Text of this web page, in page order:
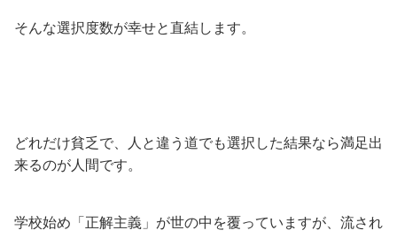
そんな選択度数が幸せと直結します。
どれだけ貧乏で、人と違う道でも選択した結果なら満足出
来るのが人間です。
学校始め「正解主義」が世の中を覆っていますが、流され